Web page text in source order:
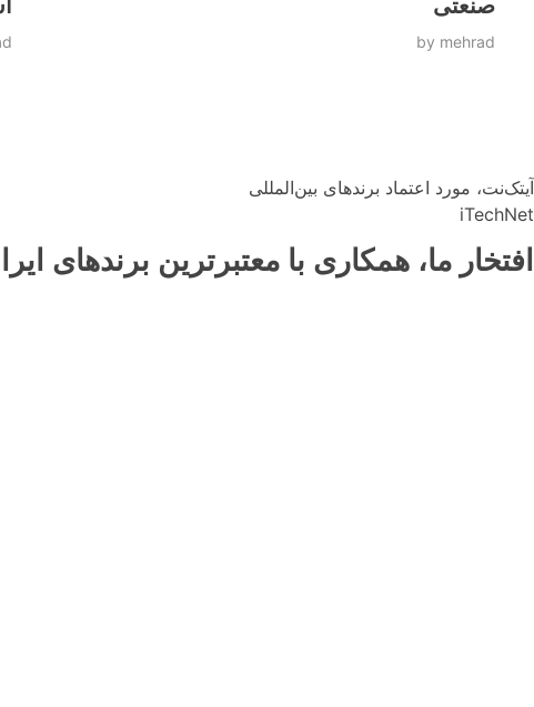
by mehrad
آیتک‌نت، مورد اعتماد برندهای بین‌المللی
iTechNet
افتخار ما، همکاری با معتبرترین برندهای